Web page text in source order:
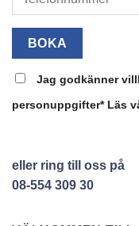
Jag godkänner
personuppgifter* Läs
eller ring till oss på
08-554 309 30